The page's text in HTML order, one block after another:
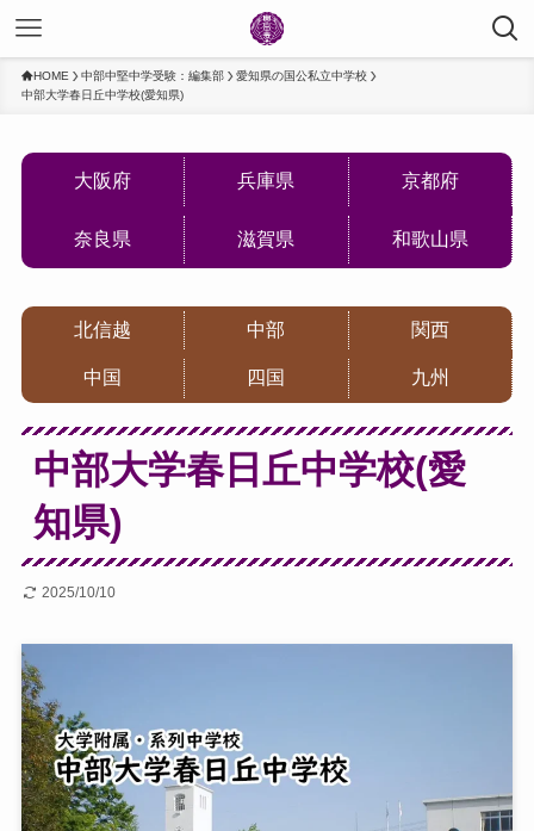
HOME 中部中堅中学受験：編集部
愛知県の国公私立中学校
中部大学春日丘中学校(愛知県)
大阪府 兵庫県 京都府
奈良県 滋賀県 和歌山県
北信越 中部 関西
中国 四国 九州
中部大学春日丘中学校(愛
知県)
2025/10/10